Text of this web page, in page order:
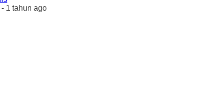
- 1 tahun ago